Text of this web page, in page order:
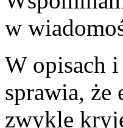
w
W opisach
sprawia, że
zwykle